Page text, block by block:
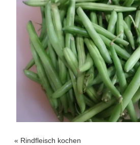
« Rindfleisch kochen